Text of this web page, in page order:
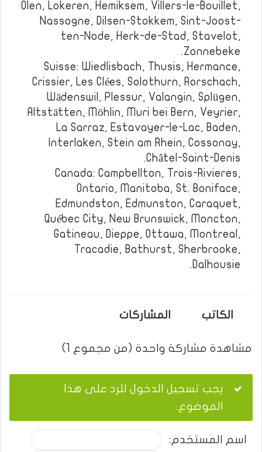
Olen, Lokeren, Hemiksem, Villers-le-Bouillet,
Nassogne, Dilsen-Stokkem, Sint-Joost-
ten-Node, Herk-de-Stad, Stavelot,
Zonnebeke.
Suisse: Wiedlisbach, Thusis, Hermance,
Crissier, Les Clées, Solothurn, Rorschach,
Wädenswil, Plessur, Valangin, Splügen,
Altstätten, Möhlin, Muri bei Bern, Veyrier,
La Sarraz, Estavayer-le-Lac, Baden,
Interlaken, Stein am Rhein, Cossonay,
Châtel-Saint-Denis.
Canada: Campbellton, Trois-Rivieres,
Ontario, Manitoba, St. Boniface,
Edmundston, Edmunston, Caraquet,
Québec City, New Brunswick, Moncton,
Gatineau, Dieppe, Ottawa, Montreal,
Tracadie, Bathurst, Sherbrooke,
Dalhousie.
الكاتب المشاركات
مشاهدة مشاركة واحدة (من مجموع 1)
يجب تسجيل الدخول للرد على هذا
الموضوع.
اسم المستخدم: